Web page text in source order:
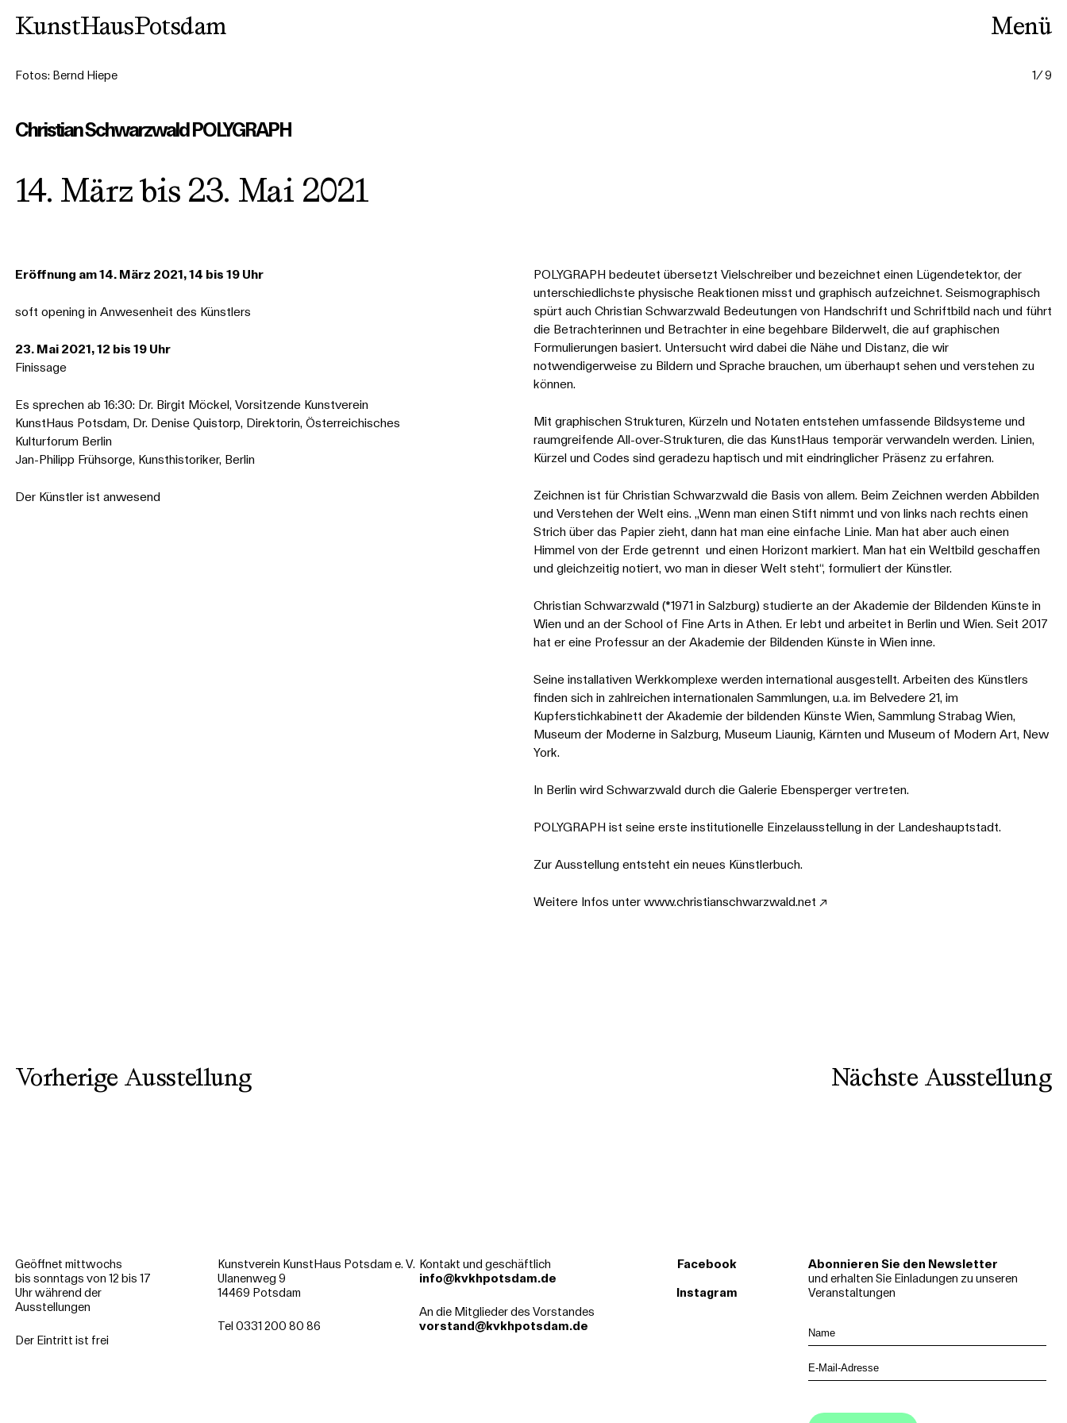
KunstHausPotsdam Menü
Fotos: Bernd Hiepe 1 9
Christian Schwarzwald POLYGRAPH
14. März bis 23. Mai 2021
Eröffnung am 14. März 2021, 14 bis 19 Uhr
soft opening in Anwesenheit des Künstlers
23. Mai 2021, 12 bis 19 Uhr
Finissage
Es sprechen ab 16:30: Dr. Birgit Möckel, Vorsitzende Kunstverein
KunstHaus Potsdam, Dr. Denise Quistorp, Direktorin, Österreichisches
Kulturforum Berlin
Jan-Philipp Frühsorge, Kunsthistoriker, Berlin
Der Künstler ist anwesend
POLYGRAPH bedeutet übersetzt Vielschreiber und bezeichnet einen Lügendetektor, der
unterschiedlichste physische Reaktionen misst und graphisch aufzeichnet. Seismographisch
spürt auch Christian Schwarzwald Bedeutungen von Handschrift und Schriftbild nach und führt
die Betrachterinnen und Betrachter in eine begehbare Bilderwelt, die auf graphischen
Formulierungen basiert. Untersucht wird dabei die Nähe und Distanz, die wir
notwendigerweise zu Bildern und Sprache brauchen, um überhaupt sehen und verstehen zu
können.
Mit graphischen Strukturen, Kürzeln und Notaten entstehen umfassende Bildsysteme und
raumgreifende All-over-Strukturen, die das KunstHaus temporär verwandeln werden. Linien,
Kürzel und Codes sind geradezu haptisch und mit eindringlicher Präsenz zu erfahren.
Zeichnen ist für Christian Schwarzwald die Basis von allem. Beim Zeichnen werden Abbilden
und Verstehen der Welt eins. „Wenn man einen Stift nimmt und von links nach rechts einen
Strich über das Papier zieht, dann hat man eine einfache Linie. Man hat aber auch einen
Himmel von der Erde getrennt und einen Horizont markiert. Man hat ein Weltbild geschaffen
und gleichzeitig notiert, wo man in dieser Welt steht“, formuliert der Künstler.
Christian Schwarzwald (*1971 in Salzburg) studierte an der Akademie der Bildenden Künste in
Wien und an der School of Fine Arts in Athen. Er lebt und arbeitet in Berlin und Wien. Seit 2017
hat er eine Professur an der Akademie der Bildenden Künste in Wien inne.
Seine installativen Werkkomplexe werden international ausgestellt. Arbeiten des Künstlers
finden sich in zahlreichen internationalen Sammlungen, u.a. im Belvedere 21, im
Kupferstichkabinett der Akademie der bildenden Künste Wien, Sammlung Strabag Wien,
Museum der Moderne in Salzburg, Museum Liaunig, Kärnten und Museum of Modern Art, New
York.
In Berlin wird Schwarzwald durch die Galerie Ebensperger vertreten.
POLYGRAPH ist seine erste institutionelle Einzelausstellung in der Landeshauptstadt.
Zur Ausstellung entsteht ein neues Künstlerbuch.
Weitere Infos unter www.christianschwarzwald.net ↗
Vorherige Ausstellung Nächste Ausstellung
Geöffnet mittwochs
bis sonntags von 12 bis 17
Uhr während der
Ausstellungen
Der Eintritt ist frei
Kunstverein KunstHaus Potsdam e. V.
Ulanenweg 9
14469 Potsdam
Tel 0331 200 80 86
Kontakt und geschäftlich
info@kvkhpotsdam.de
An die Mitglieder des Vorstandes
vorstand@kvkhpotsdam.de
Facebook
Instagram
Abonnieren Sie den Newsletter
und erhalten Sie Einladungen zu unseren
Veranstaltungen
N
a
e
E
-